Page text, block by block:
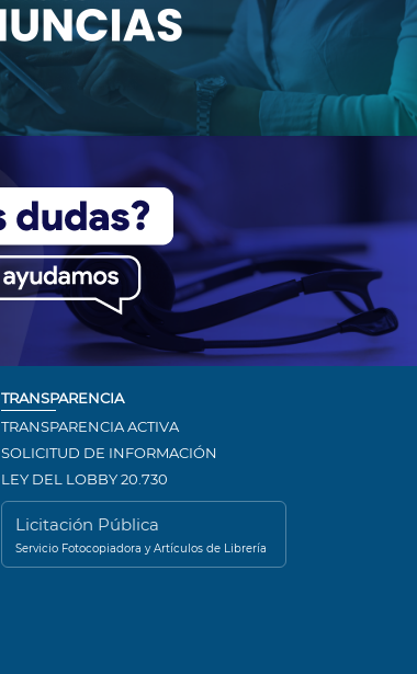
TRANSPARENCIA
TRANSPARENCIA ACTIVA
SOLICITUD DE INFORMACIÓN
LEY DEL LOBBY 20.730
Licitación Pública
Servicio Fotocopiadora y Artículos de Librería